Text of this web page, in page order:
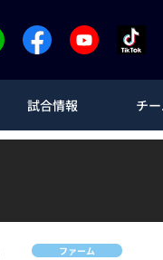
試合情報 チ
ファーム